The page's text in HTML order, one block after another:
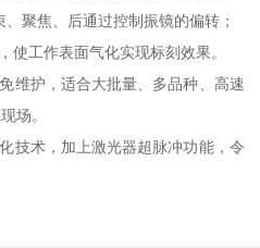
聚焦、后通过控制振镜的偏转；
使工作表面气化实现标刻效果。
维护，适合大批量、多品种、高速
场。
技术，加上激光器超脉冲功能，令